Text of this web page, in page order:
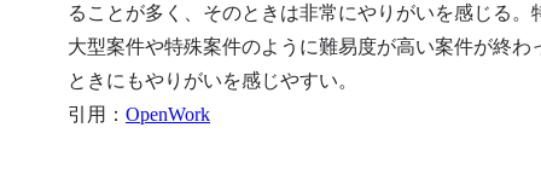
ることが多く、そのときは非常にやりがいを感じる。
大型案件や特殊案件のように難易度が高い案件が終わ
ときにもやりがいを感じやすい。
引用： OpenWork